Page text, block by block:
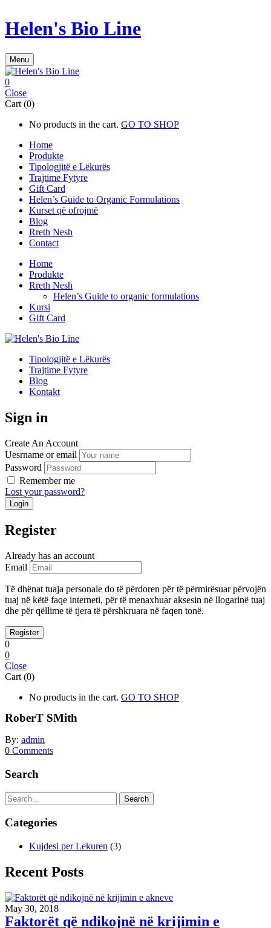
Helen's Bio Line
Menu
0
Close
Cart (0)
No products in the cart. GO TO SHOP
Home
Produkte
Tipologjitë e Lëkurës
Trajtime Fytyre
Gift Card
Helen’s Guide to Organic Formulations
Kurset që ofrojmë
Blog
Rreth Nesh
Contact
Home
Produkte
Rreth Nesh
Helen’s Guide to organic formulations
Kursi
Gift Card
Tipologjitë e Lëkurës
Trajtime Fytyre
Blog
Kontakt
Sign in
Create An Account
Uesrname or email
Password
Remember me
Lost your password?
Register
Already has an account
Email
Të dhënat tuaja personale do të përdoren për të përmirësuar përvojën
tuaj në këtë faqe interneti, për të menaxhuar aksesin në llogarinë tuaj
dhe për qëllime të tjera të përshkruara në faqen tonë.
0
0
Close
Cart (0)
No products in the cart. GO TO SHOP
RoberT SMith
By: admin
0 Comments
Search
Search
Categories
Kujdesi per Lekuren (3)
Recent Posts
May 30, 2018
Faktorët që ndikojnë në krijimin e